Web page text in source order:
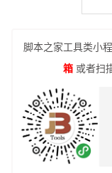
脚本之家工具类小
箱 或者扫